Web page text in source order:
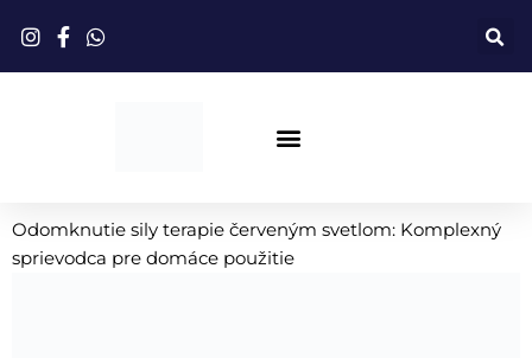
obsah
Odomknutie sily terapie červeným svetlom: Komplexný
sprievodca pre domáce použitie